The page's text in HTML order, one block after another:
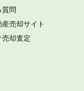
質問
売却サイト
売却査定